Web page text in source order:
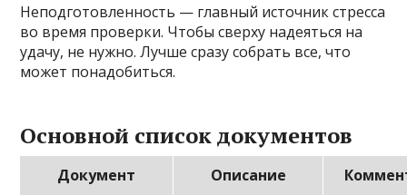
Неподготовленность — главный источник стресса
во время проверки. Чтобы сверху надеяться на
удачу, не нужно. Лучше сразу собрать все, что
может понадобиться.
Основной список документов
Документ Описание